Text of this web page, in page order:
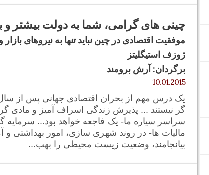
چینی های گرامی، شما به دولت بیشتر و
موفقیت اقتصادی در چین نباید تنها به نیروهای بازار
ژوزف استیگلیتز
برگردان: آرش برومند
10.01.2015
گر نیستند ... پذیرش زندگی اسراف آمیز و مادی
سراسر سیاره ما- یک فاجعه خواهد بود... سرمایه
مالیات ها- در روند شهری سازی، امور بهداشتی و
بیانجامند، وضعیت زیست محیطی را بهب...